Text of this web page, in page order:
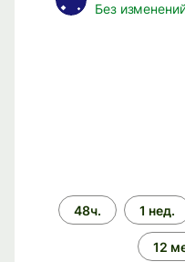
Без
Период
времени
48ч. 1 нед.
12